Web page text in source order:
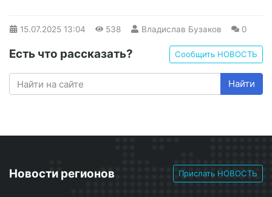
15.07.2025 13:04 538 Владислав Бузаков 0
Есть что рассказать? Сообщить НОВОСТЬ
Найти
Новости регионов Прислать НОВОСТЬ